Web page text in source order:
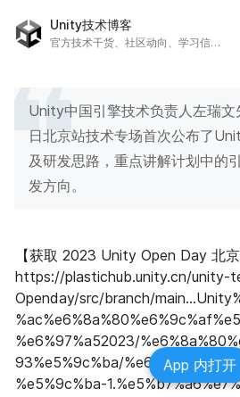
Unity技术博客
官方技术干货、社区动向、学习信息、活动资讯
Unity中国引擎技术负责人左瑞
日北京站技术专场首次公布了
及研发思路，重点讲解计划中的
发方向。
【获取 2023 Unity Open Day 北
https://plastichub.unity.cn/unity-
Openday/src/branch/
%e6%97%a52023/
93%e5%9c%ba/
%e5%9c%ba-
App 内打开